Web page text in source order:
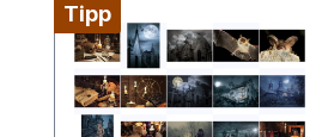
Tipp